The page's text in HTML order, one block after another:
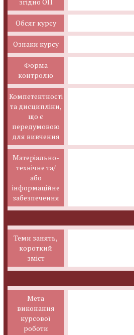
Обсяг курсу
Ознаки курсу
Форма
контролю
Компетентності
та дисципліни,
що є
передумовою
для вивчення
Матеріально-
технічне та/
або
інформаційне
забезпечення
Теми занять,
короткий
зміст
Мета
виконання
курсової
роботи